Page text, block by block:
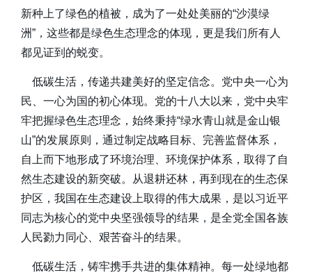
新种上了绿色的植被，成为了一处处美丽的“沙漠绿
洲”，这些都是绿色生态理念的体现，更是我们所有人
都见证到的蜕变。
低碳生活，传递共建美好的坚定信念。党中央一心为
民、一心为国的初心体现。党的十八大以来，党中央牢
牢把握绿色生态理念，始终秉持“绿水青山就是金山银
山”的发展原则，通过制定战略目标、完善监督体系，
自上而下地形成了环境治理、环境保护体系，取得了自
然生态建设的新突破。从退耕还林，再到现在的生态保
护区，我国在生态建设上取得的伟大成果，是以习近平
同志为核心的党中央坚强领导的结果，是全党全国各族
人民勠力同心、艰苦奋斗的结果。
低碳生活，铸牢携手共进的集体精神。每一处绿地都